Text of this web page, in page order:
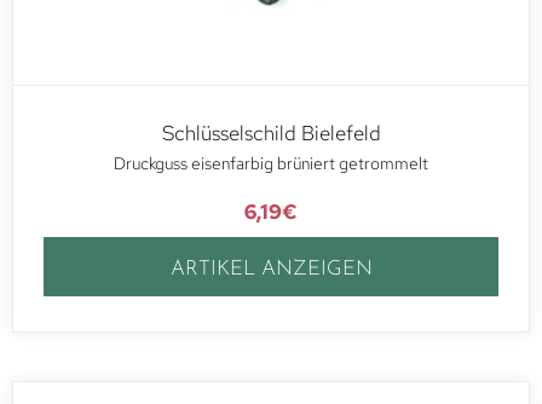
Schlüsselschild Bielefeld
Druckguss eisenfarbig brüniert getrommelt
6,19€
ARTIKEL ANZEIGEN